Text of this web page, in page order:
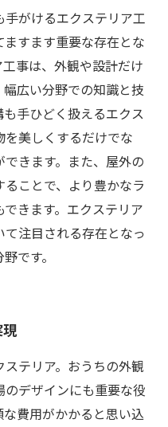
がけるエクステリア工
すます重要な存在とな
事は、外観や設計だけ
広い分野での知識と技
手ひどく扱えるエクス
美しくするだけでな
きます。また、屋外の
ことで、より豊かなラ
きます。エクステリア
注目される存在となっ
です。
テリア。おうちの外観
デザインにも重要な役
費用がかかると思い込